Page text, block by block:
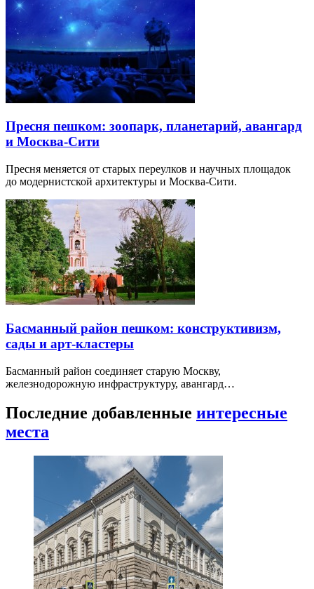
Пресня пешком: зоопарк, планетарий, авангард
и Москва-Сити
Пресня меняется от старых переулков и научных площадок
до модернистской архитектуры и Москва-Сити.
Басманный район пешком: конструктивизм,
сады и арт-кластеры
Басманный район соединяет старую Москву,
железнодорожную инфраструктуру, авангард…
Последние добавленные интересные
места